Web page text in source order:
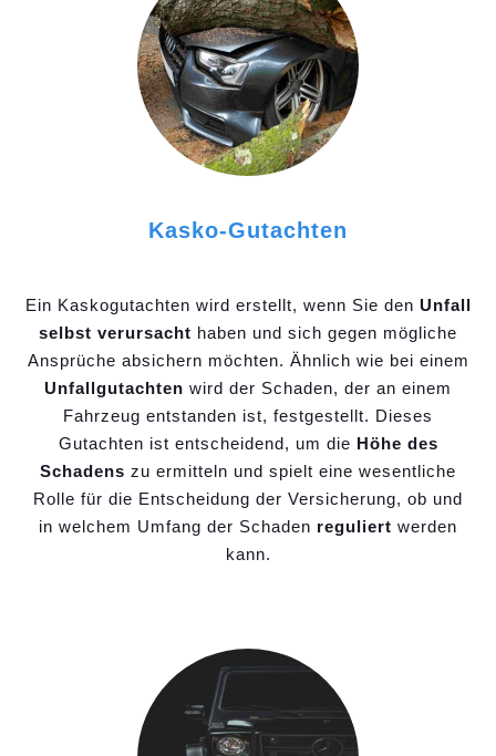
Kasko-Gutachten
Ein Kaskogutachten wird erstellt, wenn Sie den Unfall
selbst verursacht haben und sich gegen mögliche
Ansprüche absichern möchten. Ähnlich wie bei einem
Unfallgutachten wird der Schaden, der an einem
Fahrzeug entstanden ist, festgestellt. Dieses
Gutachten ist entscheidend, um die Höhe des
Schadens zu ermitteln und spielt eine wesentliche
Rolle für die Entscheidung der Versicherung, ob und
in welchem Umfang der Schaden reguliert werden
kann.